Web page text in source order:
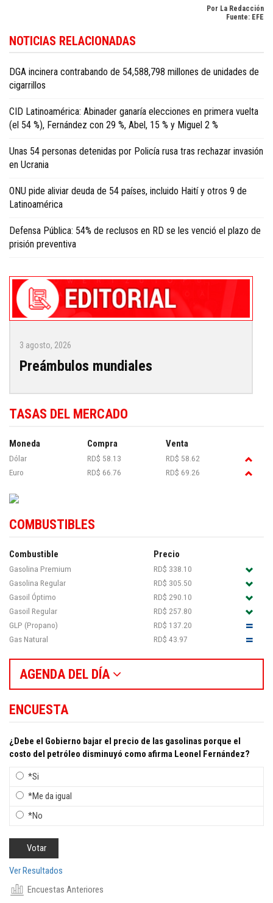
Por La Redacción
Fuente: EFE
news in English.
NOTICIAS RELACIONADAS
DGA incinera contrabando de 54,588,798 millones de unidades de
cigarrillos
CID Latinoamérica: Abinader ganaría elecciones en primera vuelta
(el 54 %), Fernández con 29 %, Abel, 15 % y Miguel 2 %
Unas 54 personas detenidas por Policía rusa tras rechazar invasión
en Ucrania
ONU pide aliviar deuda de 54 países, incluido Haití y otros 9 de
Latinoamérica
Defensa Pública: 54% de reclusos en RD se les venció el plazo de
prisión preventiva
3 agosto, 2026
Preámbulos mundiales
TASAS DEL MERCADO
Moneda Compra Venta
Dólar RD$ 58.13
RD$ 58.62
Euro
RD$ 66.76 RD$ 69.26
COMBUSTIBLES
Combustible Precio
Gasolina Premium
RD$ 338.10
Gasolina Regular
RD$ 305.50
Gasoil Óptimo
RD$ 290.10
Gasoil Regular
RD$ 257.80
GLP (Propano)
RD$ 137.20
Gas Natural
RD$ 43.97
AGENDA DEL DÍA
ENCUESTA
¿Debe el Gobierno bajar el precio de las gasolinas porque el
costo del petróleo disminuyó como afirma Leonel Fernández?
*Si
*Me da igual
*No
Ver Resultados
Encuestas Anteriores